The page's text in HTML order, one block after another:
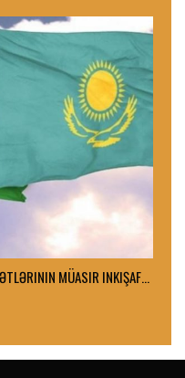
MÜASIR INKIŞAF…